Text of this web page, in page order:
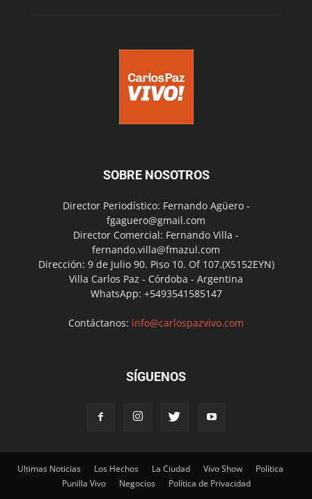
SOBRE NOSOTROS
Director Periodístico: Fernando Agüero -
fgaguero@gmail.com
Director Comercial: Fernando Villa -
fernando.villa@fmazul.com
Dirección: 9 de Julio 90. Piso 10. Of 107.(X5152EYN)
Villa Carlos Paz - Córdoba - Argentina
WhatsApp: +5493541585147
Contáctanos: info@carlospazvivo.com
SÍGUENOS
Ultimas Noticias Los Hechos La Ciudad Vivo Show
Política
Punilla Vivo
Negocios Política de Privacidad